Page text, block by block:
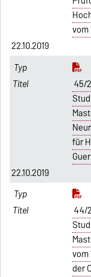
vom
22.10.2019
45/
für
22.10.2019
44/
vom
der